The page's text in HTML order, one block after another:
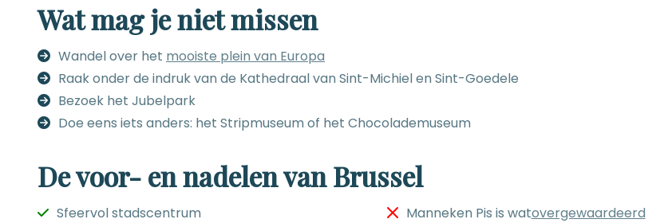
Wat mag je niet missen
Wandel over het mooiste plein van Europa
Raak onder de indruk van de Kathedraal van Sint-Michiel en Sint-Goedele
Bezoek het Jubelpark
Doe eens iets anders: het Stripmuseum of het Chocolademuseum
De voor- en nadelen van Brussel
Sfeervol stadscentrum
Manneken Pis is watovergewaardeerd